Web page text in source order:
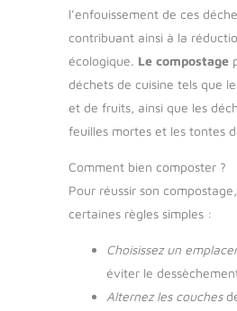
l’enfouissement de ces
contribuant ainsi à la
écologique. Le compostage
déchets de cuisine tels que
et de fruits, ainsi que les
feuilles mortes et les tontes
Comment bien composter ?
Pour réussir son
certaines règles simples :
Choisissez un
éviter le
Alternez les couches